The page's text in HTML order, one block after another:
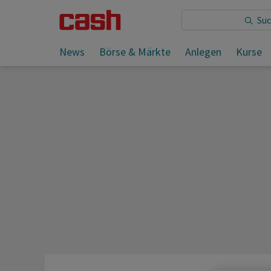
News Börse & Märkte Anlegen Kurse
Sie lesen: